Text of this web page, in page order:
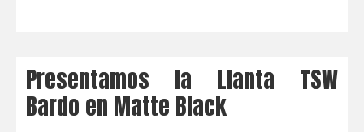
Presentamos la Llanta TSW
Bardo en Matte Black